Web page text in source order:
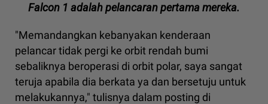
Falcon 1 adalah pelancaran pertama mereka.
"Memandangkan kebanyakan kenderaan
pelancar tidak pergi ke orbit rendah bumi
sebaliknya beroperasi di orbit polar, saya sangat
teruja apabila dia berkata ya dan bersetuju untuk
melakukannya," tulisnya dalam posting di